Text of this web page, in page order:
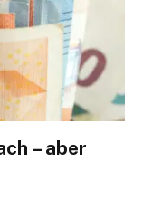
– aber